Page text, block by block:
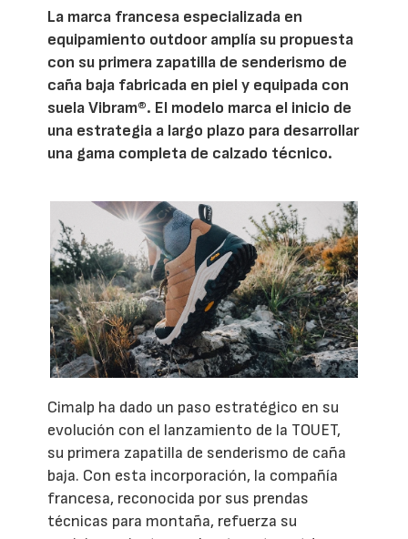
La marca francesa especializada en
equipamiento outdoor amplía su propuesta
con su primera zapatilla de senderismo de
caña baja fabricada en piel y equipada con
suela Vibram®. El modelo marca el inicio de
una estrategia a largo plazo para desarrollar
una gama completa de calzado técnico.
Cimalp ha dado un paso estratégico en su
evolución con el lanzamiento de la TOUET,
su primera zapatilla de senderismo de caña
baja. Con esta incorporación, la compañía
francesa, reconocida por sus prendas
técnicas para montaña, refuerza su